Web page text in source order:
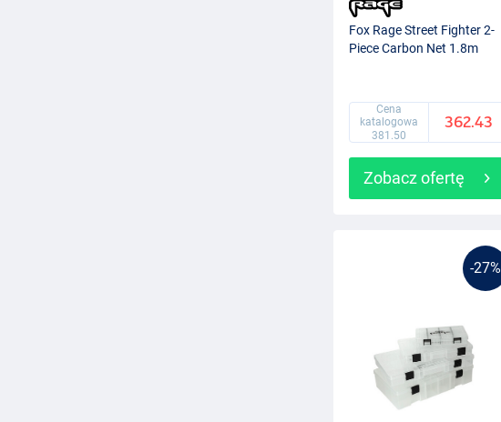
Fox Rage Street Fighter 2-
Piece Carbon Net 1.8m
Cena
katalogowa
381.50
362.43
Zobacz ofertę
-27%